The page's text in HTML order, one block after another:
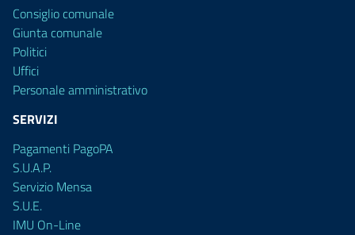
Consiglio comunale
Giunta comunale
Politici
Uffici
Personale amministrativo
SERVIZI
Pagamenti PagoPA
S.U.A.P.
Servizio Mensa
S.U.E.
IMU On-Line